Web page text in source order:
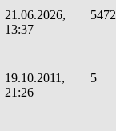
21.06.2026,
13:37
5472
19.10.2011,
21:26
5